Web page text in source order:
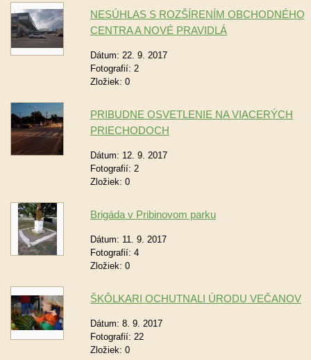
NESÚHLAS S ROZŠÍRENÍM OBCHODNÉHO
CENTRA A NOVÉ PRAVIDLÁ
Dátum: 22. 9. 2017
Fotografií: 2
Zložiek: 0
PRIBUDNE OSVETLENIE NA VIACERÝCH
PRIECHODOCH
Dátum: 12. 9. 2017
Fotografií: 2
Zložiek: 0
Brigáda v Pribinovom parku
Dátum: 11. 9. 2017
Fotografií: 4
Zložiek: 0
ŠKÔLKARI OCHUTNALI ÚRODU VEČANOV
Dátum: 8. 9. 2017
Fotografií: 22
Zložiek: 0